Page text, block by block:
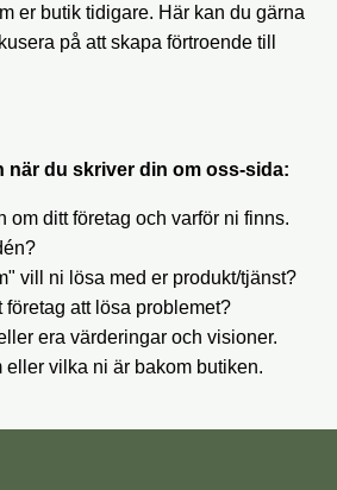
er butik tidigare. Här kan du gärna
på att skapa förtroende till
när du skriver din om oss-sida:
om ditt företag och varför ni finns.
vill ni lösa med er produkt/tjänst?
företag att lösa problemet?
era värderingar och visioner.
eller vilka ni är bakom butiken.